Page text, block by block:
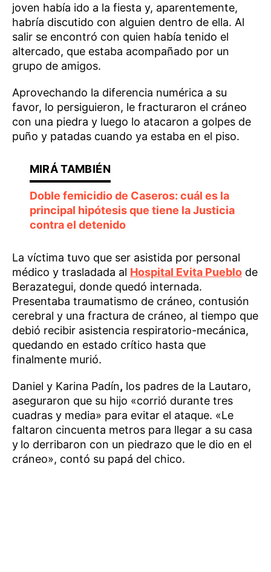
joven había ido a la fiesta y, aparentemente,
habría discutido con alguien dentro de ella. Al
salir se encontró con quien había tenido el
altercado, que estaba acompañado por un
grupo de amigos.
Aprovechando la diferencia numérica a su
favor, lo persiguieron, le fracturaron el cráneo
con una piedra y luego lo atacaron a golpes de
puño y patadas cuando ya estaba en el piso.
Doble femicidio de Caseros: cuál es la
principal hipótesis que tiene la Justicia
contra el detenido
La víctima tuvo que ser asistida por personal
médico y trasladada al Hospital Evita Pueblo de
Berazategui, donde quedó internada.
Presentaba traumatismo de cráneo, contusión
cerebral y una fractura de cráneo, al tiempo que
debió recibir asistencia respiratorio-mecánica,
quedando en estado crítico hasta que
finalmente murió.
Daniel y Karina Padín, los padres de la Lautaro,
aseguraron que su hijo «corrió durante tres
cuadras y media» para evitar el ataque. «Le
faltaron cincuenta metros para llegar a su casa
y lo derribaron con un piedrazo que le dio en el
cráneo», contó su papá del chico.